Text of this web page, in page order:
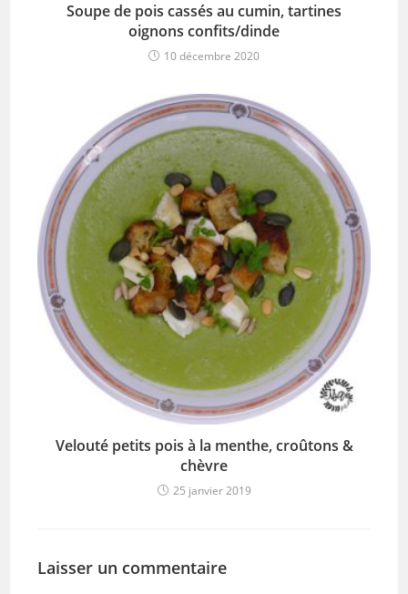
Soupe de pois cassés au cumin, tartines
oignons confits/dinde
10 décembre 2020
Velouté petits pois à la menthe, croûtons &
chèvre
25 janvier 2019
Laisser un commentaire